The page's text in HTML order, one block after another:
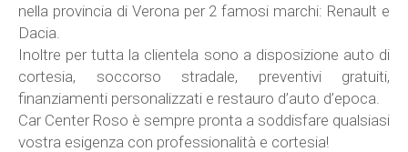
nella provincia di Verona per 2 famosi marchi: Renault e
Dacia.
Inoltre per tutta la clientela sono a disposizione auto di
cortesia, soccorso stradale, preventivi gratuiti,
finanziamenti personalizzati e restauro d’auto d’epoca.
Car Center Roso è sempre pronta a soddisfare qualsiasi
vostra esigenza con professionalità e cortesia!